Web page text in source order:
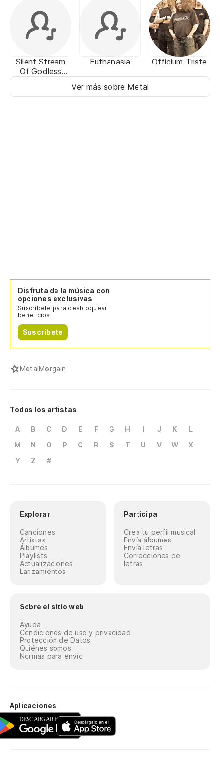
Silent Stream
Of Godless
Euthanasia Officium Triste
Ver más sobre Metal
Disfruta de la música con
opciones exclusivas
Suscríbete para desbloquear
beneficios.
Suscríbete
MetalMorgain
Todos los artistas
A B C D E F G H I J K
L
M
N O P Q R S T U V W
X
Y
Z #
Explorar
Canciones
Artistas
Álbumes
Playlists
Actualizaciones
Lanzamientos
Participa
Crea tu perfil musical
Envía álbumes
Envía letras
Correcciones de
letras
Sobre el sitio web
Ayuda
Condiciones de uso y privacidad
Protección de Datos
Quiénes somos
Normas para envío
Aplicaciones